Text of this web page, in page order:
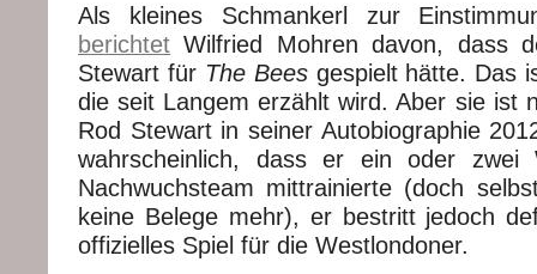
Als kleines Schmankerl zur
berichtet Wilfried Mohren davon, dass
Stewart für The Beesgespielt hätte. Das
die seit Langem erzählt wird. Aber sie ist
Rod Stewart in seiner Autobiographie
wahrscheinlich, dass er ein oder zwei
Nachwuchsteam mittrainierte (doch
keine Belege mehr), er bestritt jedoch
offizielles Spiel für die Westlondoner.